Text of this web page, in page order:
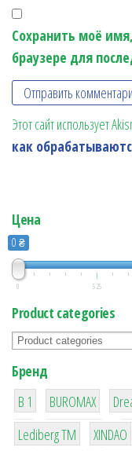
Сохранить моё
браузере для
Этот сайт использует
как
Цена
0 ₴
0 525
Product categories
Бренд
B 1
1
BUROMAX
3
Lediberg ТМ
3
XINDAO